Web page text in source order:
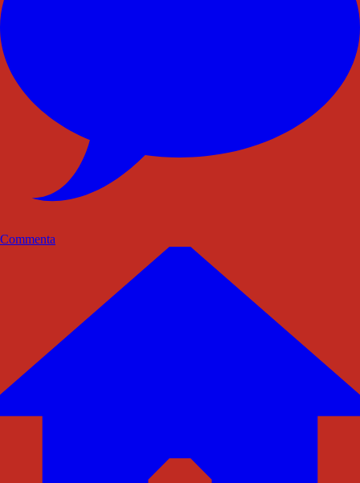
Commenta